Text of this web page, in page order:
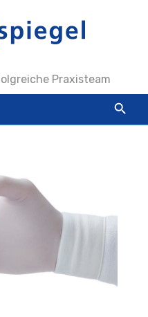
Praxisteam